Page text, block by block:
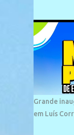
plana e
extensão,
km de
suaves
que não
geográfico.
praia leva
Grande
em Luís